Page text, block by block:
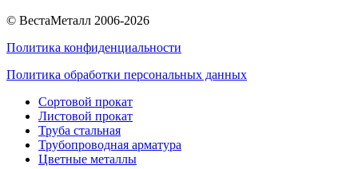
© ВестаМеталл 2006-2026
Политика конфиденциальности
Политика обработки персональных данных
Сортовой прокат
Листовой прокат
Труба стальная
Трубопроводная арматура
Цветные металлы